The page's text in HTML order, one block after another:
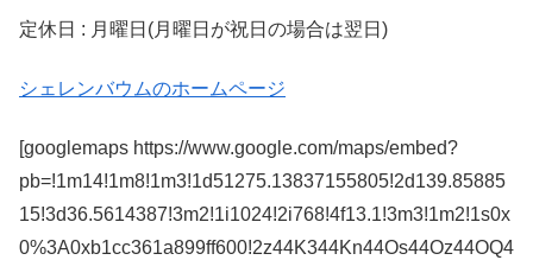
定休日 : 月曜日(月曜日が祝日の場合は翌日)
シェレンバウムのホームページ
[googlemaps https://www.google.com/maps/embed?
pb=!1m14!1m8!1m3!1d51275.13837155805!2d139.85885
15!3d36.5614387!3m2!1i1024!2i768!4f13.1!3m3!1m2!1s0x
0%3A0xb1cc361a899ff600!2z44K344Kn44Os44Oz44OQ4